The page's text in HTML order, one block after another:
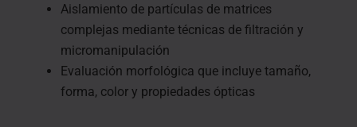
Aislamiento de partículas de matrices
complejas mediante técnicas de filtración y
micromanipulación
Evaluación morfológica que incluye tamaño,
forma, color y propiedades ópticas